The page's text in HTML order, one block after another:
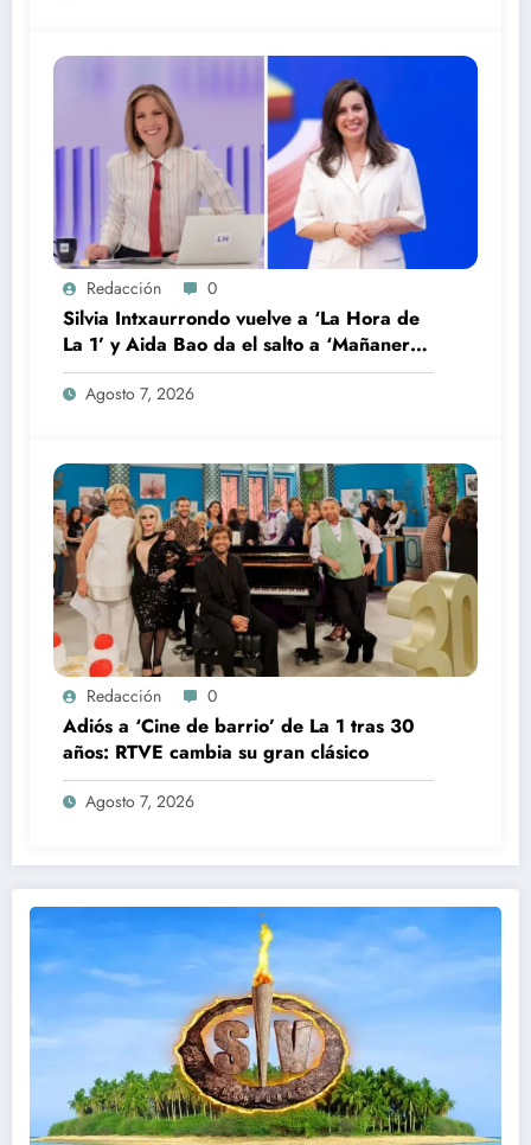
Redacción 0
Silvia Intxaurrondo vuelve a ‘La Hora de
La 1’ y Aida Bao da el salto a ‘Mañaneros
360’
Agosto 7, 2026
Redacción 0
Adiós a ‘Cine de barrio’ de La 1 tras 30
años: RTVE cambia su gran clásico
Agosto 7, 2026